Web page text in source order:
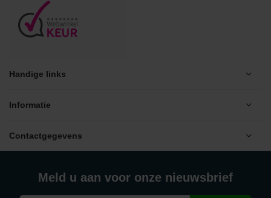
Handige links
Informatie
Contactgegevens
Meld u aan voor onze nieuwsbrief